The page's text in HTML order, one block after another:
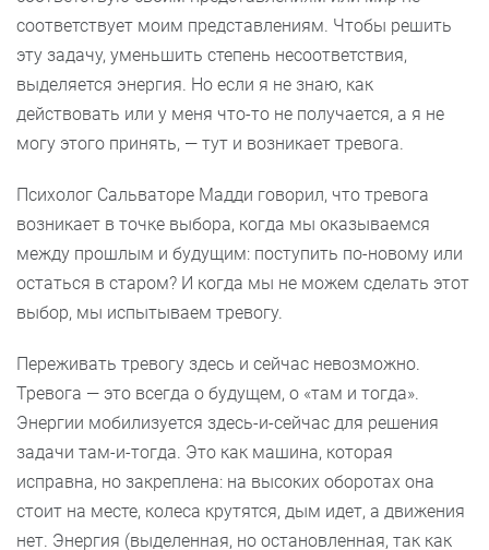
соответствует моим представлениям. Чтобы решить
эту задачу, уменьшить степень несоответствия,
выделяется энергия. Но если я не знаю, как
действовать или у меня что-то не получается, а я не
могу этого принять, — тут и возникает тревога.
Психолог Сальваторе Мадди говорил, что тревога
возникает в точке выбора, когда мы оказываемся
между прошлым и будущим: поступить по-новому или
остаться в старом? И когда мы не можем сделать этот
выбор, мы испытываем тревогу.
Переживать тревогу здесь и сейчас невозможно.
Тревога — это всегда о будущем, о «там и тогда».
Энергии мобилизуется здесь-и-сейчас для решения
задачи там-и-тогда. Это как машина, которая
исправна, но закреплена: на высоких оборотах она
стоит на месте, колеса крутятся, дым идет, а движения
нет. Энергия (выделенная, но остановленная, так как